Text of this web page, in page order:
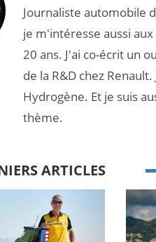
Journaliste automobile
je m'intéresse aussi
20 ans. J'ai co-écrit un
de la R&D chez
Hydrogène. Et je suis
thème.
ARTICLES